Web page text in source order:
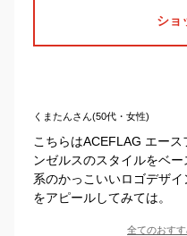
ショ
くまたんさん(50代・女性)
こちらはACEFLAG エー
ンゼルスのスタイルをベ
系のかっこいいロゴデザ
をアピールしてみては。
全てのおす